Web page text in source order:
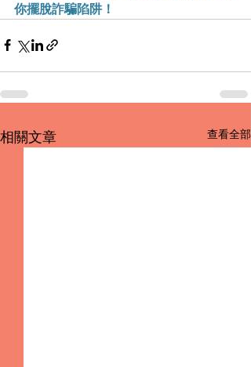
你擺脫詐騙陷阱！
相關文章 查看全部